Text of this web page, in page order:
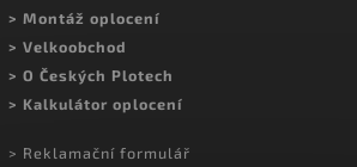
> Montáž oplocení
> Velkoobchod
> O Českých Plotech
> Kalkulátor oplocení
> Reklamační formulář